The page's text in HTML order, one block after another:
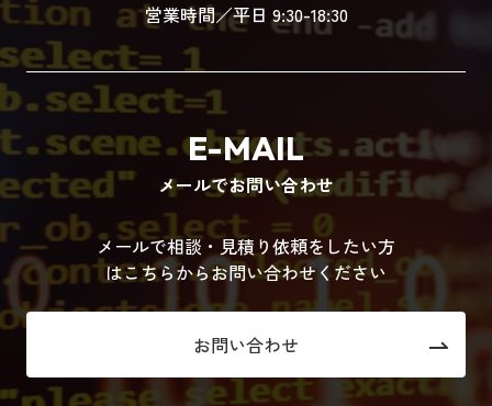
営業時間／平日 9:30-18:30
E-MAIL
メールでお問い合わせ
メールで相談・見積り依頼をしたい方
はこちらからお問い合わせください
お問い合わせ